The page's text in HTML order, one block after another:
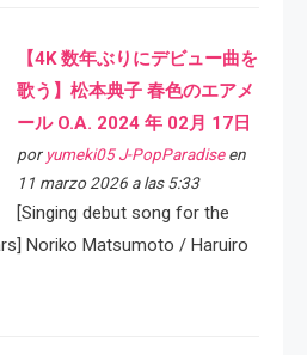
【4K 数年ぶりにデビュー曲を
歌う】松本典子 春色のエアメ
ール O.A. 2024 年 02月 17日
por yumeki05 J-PopParadiseen
11 marzo 2026 a las 5:33
[Singing debut song for the
Noriko Matsumoto / Haruiro